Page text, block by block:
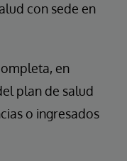
con sede en
en
plan de salud
o ingresados